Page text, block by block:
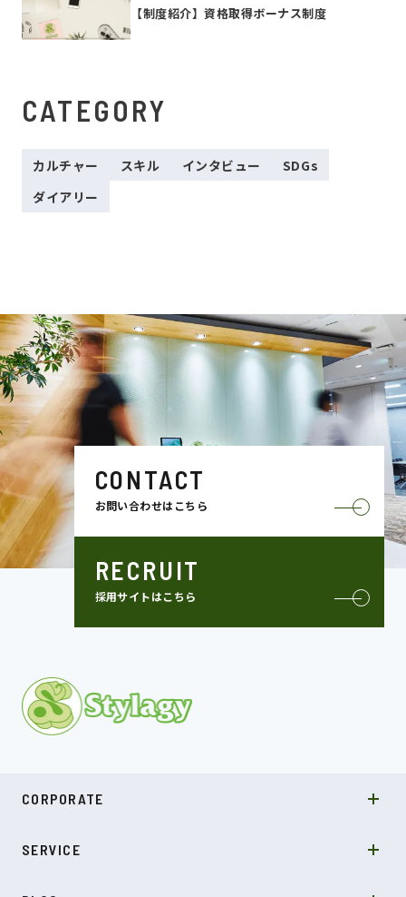
【制度紹介】資格取得ボーナス制度
CATEGORY
カルチャー スキル インタビュー
SDGs
ダイアリー
CONTACT
お問い合わせはこちら
RECRUIT
採用サイトはこちら
CORPORATE
COMPANY
NEWS
SERVICE